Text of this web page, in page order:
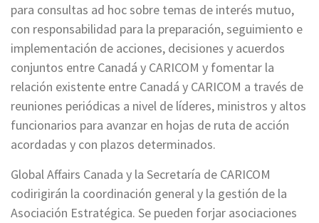
para consultas ad hoc sobre temas de interés mutuo,
con responsabilidad para la preparación, seguimiento e
implementación de acciones, decisiones y acuerdos
conjuntos entre Canadá y CARICOM y fomentar la
relación existente entre Canadá y CARICOM a través de
reuniones periódicas a nivel de líderes, ministros y altos
funcionarios para avanzar en hojas de ruta de acción
acordadas y con plazos determinados.
Global Affairs Canada y la Secretaría de CARICOM
codirigirán la coordinación general y la gestión de la
Asociación Estratégica. Se pueden forjar asociaciones